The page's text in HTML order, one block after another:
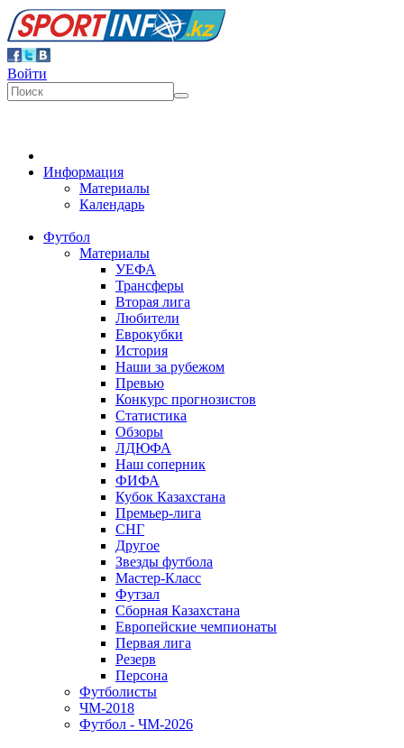
Войти
Информация
Материалы
Календарь
Футбол
Материалы
УЕФА
Трансферы
Вторая лига
Любители
Еврокубки
История
Наши за рубежом
Превью
Конкурс прогнозистов
Статистика
Обзоры
ЛДЮФА
Наш соперник
ФИФА
Кубок Казахстана
Премьер-лига
СНГ
Другое
Звезды футбола
Мастер-Класс
Футзал
Сборная Казахстана
Европейские чемпионаты
Первая лига
Резерв
Персона
Футболисты
ЧМ-2018
Футбол - ЧМ-2026